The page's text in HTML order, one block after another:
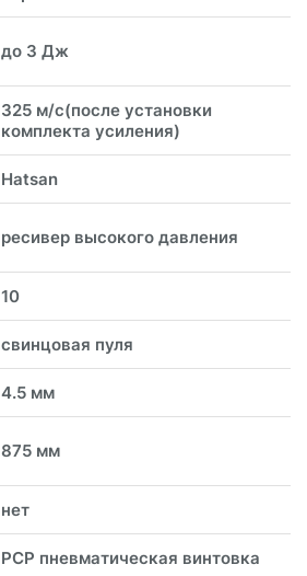
до 3 Дж
325 м/с(после установки
комплекта усиления)
Hatsan
ресивер высокого давления
10
свинцовая пуля
4.5 мм
875 мм
нет
PCP пневматическая винтовка